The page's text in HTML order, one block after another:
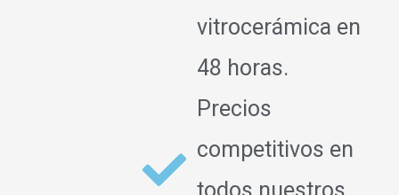
vitrocerámica en
48 horas.
Precios
competitivos en
todos nuestros